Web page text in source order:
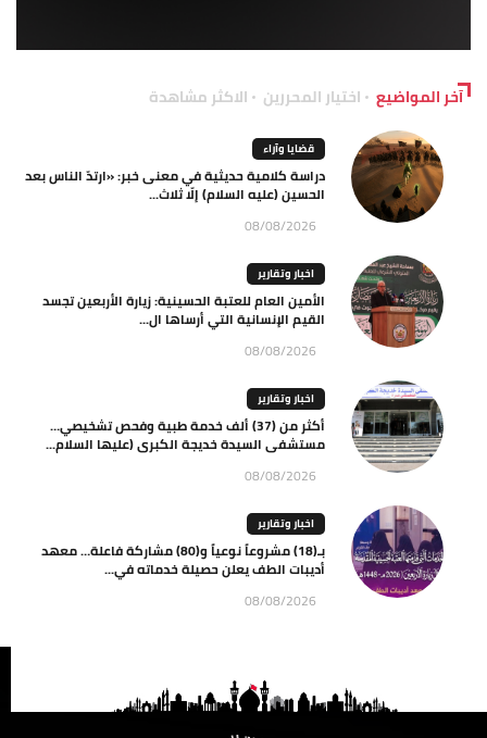
آخر المواضيع اختيار المحررين الاكثر مشاهدة
قضايا وآراء
دراسة كلامية حديثية في معنى خبر: «ارتدّ الناس بعد
الحسين (عليه السلام) إلّا ثلاث...
08/08/2026
اخبار وتقارير
الأمين العام للعتبة الحسينية: زيارة الأربعين تجسد
القيم الإنسانية التي أرساها ال...
08/08/2026
اخبار وتقارير
أكثر من (37) ألف خدمة طبية وفحص تشخيصي…
مستشفى السيدة خديجة الكبرى (عليها السلام...
08/08/2026
اخبار وتقارير
بـ(18) مشروعاً نوعياً و(80) مشاركة فاعلة… معهد
أديبات الطف يعلن حصيلة خدماته في...
08/08/2026